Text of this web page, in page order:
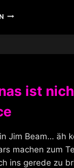
DRAG
IN
BEACH
ist
Jim Beam… äh
machen zum
ins gerede zu